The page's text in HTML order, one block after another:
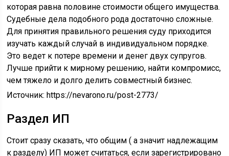
которая равна половине стоимости общего имущества.
Судебные дела подобного рода достаточно сложные.
Для принятия правильного решения суду приходится
изучать каждый случай в индивидуальном порядке.
Это ведет к потере времени и денег двух супругов.
Лучше прийти к мирному решению, найти компромисс,
чем тяжело и долго делить совместный бизнес.
Источник:https://nevarono.ru/post-2773/
Раздел ИП
Стоит сразу сказать, что общим ( а значит надлежащим
к разделу) ИП может считаться, если зарегистрировано